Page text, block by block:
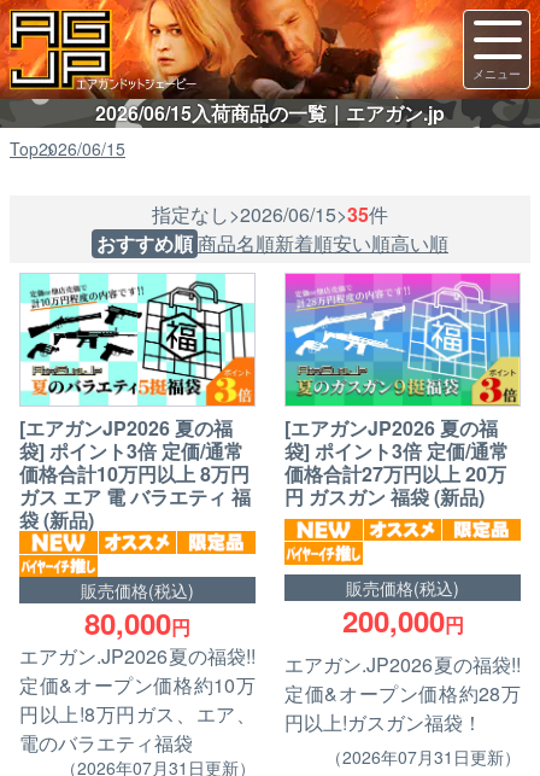
2026/06/15入荷商品の一覧｜エアガン.jp
Top2026/06/15
指定なし>2026/06/15>35件
おすすめ順商品名順新着順安い順高い順
[エアガンJP2026 夏の福
袋] ポイント3倍 定価/通常
価格合計10万円以上 8万円
ガス エア 電 バラエティ 福
袋 (新品)
販売価格(税込)
80,000円
エアガン.JP2026夏の福袋!!
定価&オープン価格約10万
円以上!8万円ガス、エア、
電のバラエティ福袋
（2026年07月31日更新）
[エアガンJP2026 夏の福
袋] ポイント3倍 定価/通常
価格合計27万円以上 20万
円 ガスガン 福袋 (新品)
販売価格(税込)
200,000円
エアガン.JP2026夏の福袋!!
定価&オープン価格約28万
円以上!ガスガン福袋！
（2026年07月31日更新）